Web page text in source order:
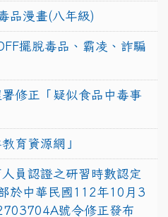
品漫畫(八年級)
擺脫毒品、霸凌、詐騙
修正「疑似食品中毒事
育資源網」
員認證之研習時數認定
於中華民國112年10月3
號令修正發布